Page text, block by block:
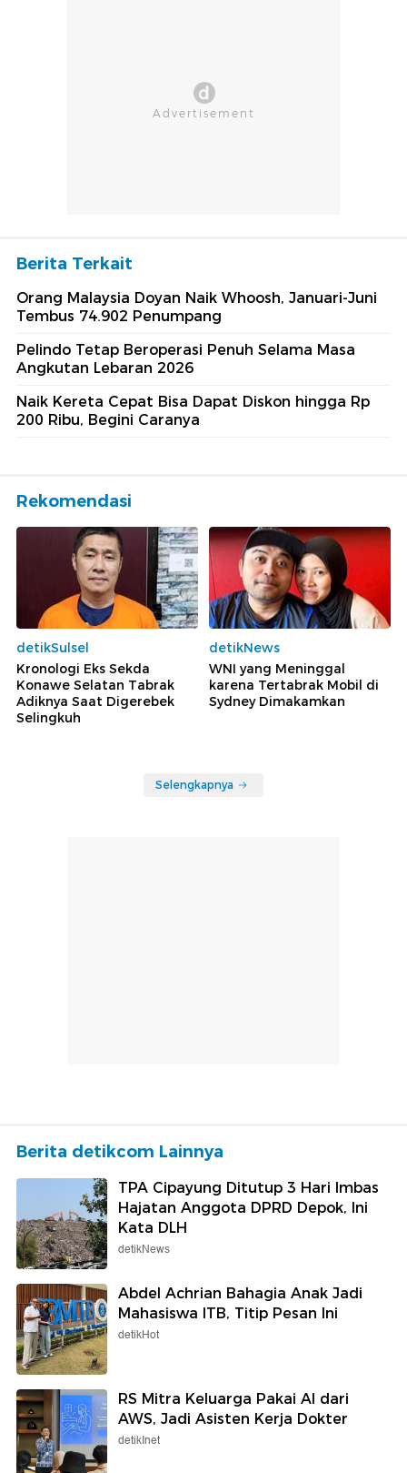
Berita Terkait
Orang Malaysia Doyan Naik Whoosh, Januari-Juni
Tembus 74.902 Penumpang
Pelindo Tetap Beroperasi Penuh Selama Masa
Angkutan Lebaran 2026
Naik Kereta Cepat Bisa Dapat Diskon hingga Rp
200 Ribu, Begini Caranya
Rekomendasi
detikSulsel
Kronologi Eks Sekda
Konawe Selatan Tabrak
Adiknya Saat Digerebek
Selingkuh
detikNews
WNI yang Meninggal
karena Tertabrak Mobil di
Sydney Dimakamkan
Selengkapnya
Berita detikcom Lainnya
TPA Cipayung Ditutup 3 Hari Imbas
Hajatan Anggota DPRD Depok, Ini
Kata DLH
detikNews
Abdel Achrian Bahagia Anak Jadi
Mahasiswa ITB, Titip Pesan Ini
detikHot
RS Mitra Keluarga Pakai AI dari
AWS, Jadi Asisten Kerja Dokter
detikInet